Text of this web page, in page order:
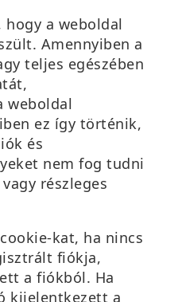
a weboldal
Amennyiben a
teljes egészében
weboldal
ez így történik,
és
nem fog tudni
részleges
kat, ha nincs
fiókja,
a fiókból. Ha
kijelentkezett a